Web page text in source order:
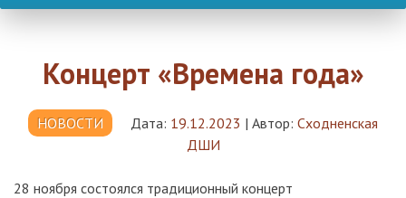
Концерт «Времена года»
НОВОСТИ Дата: 19.12.2023 | Автор: Сходненская
ДШИ
28 ноября состоялся традиционный концерт